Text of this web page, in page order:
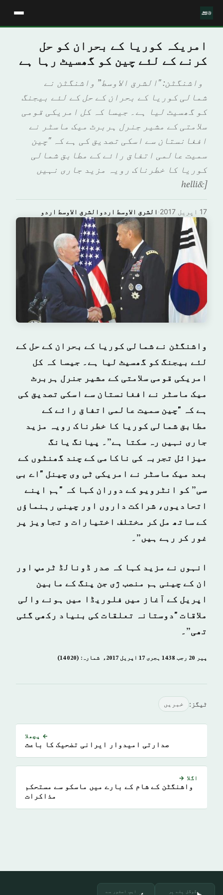
امریکہ کوریا کے بحران کو حل
کرنے کے لئے چین کو گھسیٹ رہا ہے
واشنگٹن: "الشرق الاوسط” واشنگٹن نے
شمالی کوریا کے بحران کے حل کے لئے بیجنگ
کو گھسیٹ لیا ہے۔ جیسا کہ کل امریکی قومی
سلامتی کے مشیر جنرل ہربرٹ میک ماسٹر نے
افغانستان سے اسکی تصدیق کی ہے کہ "چین
سمیت عالمی اتفاق رائے کے مطابق شمالی
کوریا کا خطرناک رویہ مزید جاری نہیں
[&helli
الشرق الاوسط اردوالشرق الاوسط اردو · 17 اپریل 2017
واشنگٹن نے شمالی کوریا کے بحران کے حل کے
لئے بیجنگ کو گھسیٹ لیا ہے۔ جیسا کہ کل
امریکی قومی سلامتی کے مشیر جنرل ہربرٹ
میک ماسٹر نے افغانستان سے اسکی تصدیق کی
ہے کہ "چین سمیت عالمی اتفاق رائے کے
مطابق شمالی کوریا کا خطرناک رویہ مزید
جاری نہیں رہ سکتا ہے”۔ پیانگ یانگ
میزائل تجربہ کی ناکامی کے چند گھنٹوں کے
بعد میک ماسٹر نے امریکی ٹی وی چینل "اے بی
سی” کو انٹرویو کے دوران کہا کہ "ہم اپنے
اتحادیوں، شراکت داروں اور چینی رہنماؤں
کے ساتھ مل کر مختلف اختیارات و تجاویز پر
غور کر رہے ہیں”۔
انہوں نے مزید کہا کہ صدر ڈونالڈ ٹرمپ اور
ان کے چینی ہم منصب ژی جن پنگ کے مابین
اپریل کے آغاز میں فلوریڈا میں ہونے والی
ملاقات "دوستانہ تعلقات کی بنیاد رکھی گئی
تھی”۔
پیر 20 رجب 1438 ہجری­ 17 اپریل 2017ء شمارہ: (14020)
ٹیگز: خبريں
← پچھلا
صدارتی امیدوار ایرانی تضحیک کا باعث
اگلا →
واشنگٹن کے شام کے بارے میں ماسکو سے مستحکم
مذاکرات
گوگل پلے پر ایپ اسٹور سے